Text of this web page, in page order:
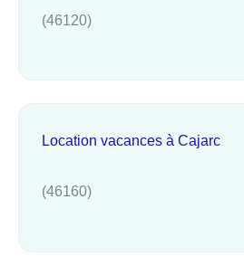
(46120)
Location vacances à Cajarc
(46160)